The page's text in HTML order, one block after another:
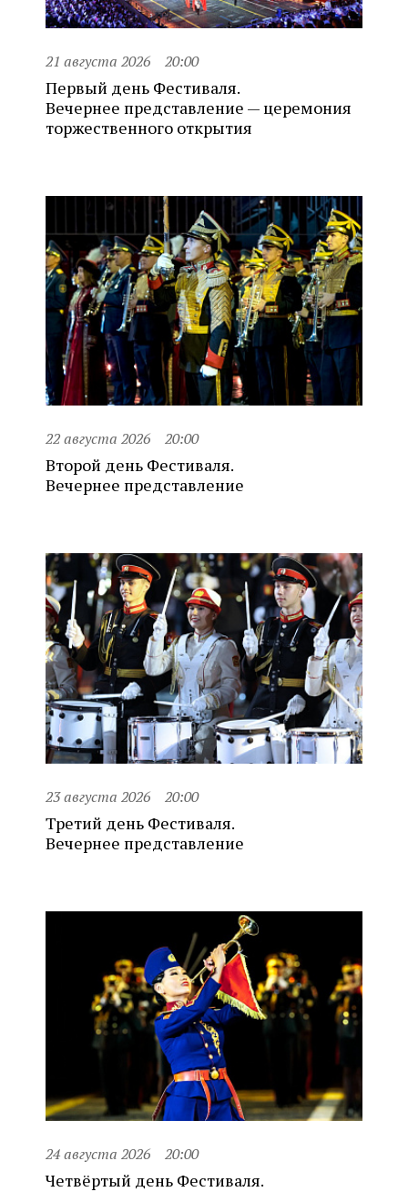
21 августа 2026 20:00
Первый день Фестиваля.
Вечернее представление — церемония
торжественного открытия
22 августа 2026 20:00
Второй день Фестиваля.
Вечернее представление
23 августа 2026 20:00
Третий день Фестиваля.
Вечернее представление
24 августа 2026 20:00
Четвёртый день Фестиваля.